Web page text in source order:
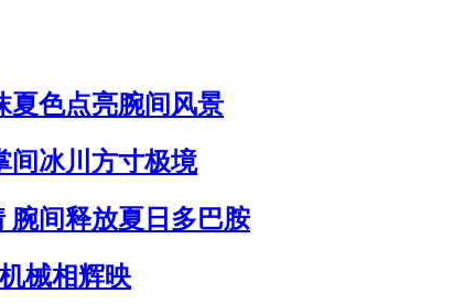
夏色点亮腕间风景
间冰川方寸极境
腕间释放夏日多巴胺
械相辉映